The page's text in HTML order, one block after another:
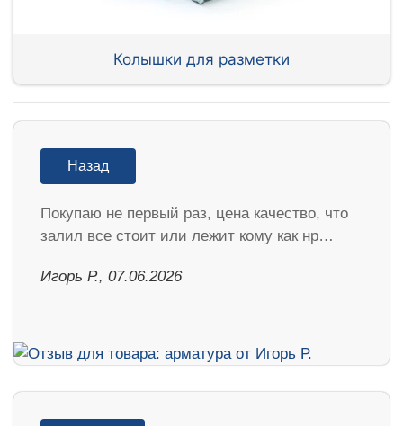
Колышки для разметки
Назад
Покупаю не первый раз, цена качество, что
залил все стоит или лежит кому как нр…
Игорь Р., 07.06.2026